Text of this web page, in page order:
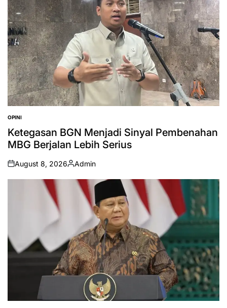
POSTED
IN
OPINI
Ketegasan BGN Menjadi Sinyal Pembenahan
MBG Berjalan Lebih Serius
on
August 8, 2026
Posted
by
Admin